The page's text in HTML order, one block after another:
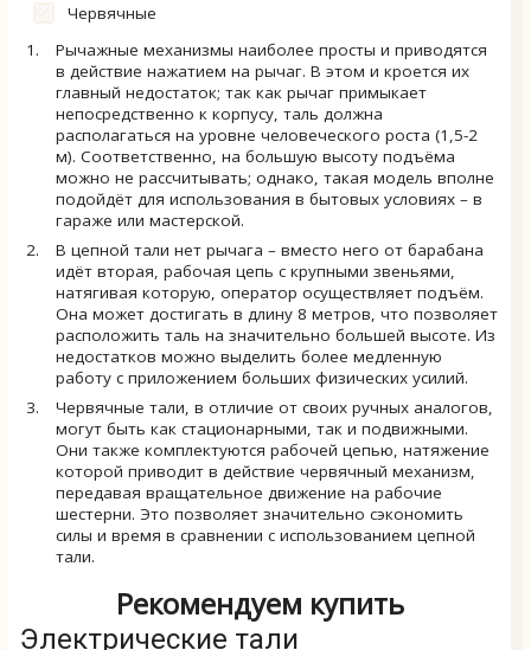
Червячные
Рычажные механизмы наиболее просты и приводятся
в действие нажатием на рычаг. В этом и кроется их
главный недостаток; так как рычаг примыкает
непосредственно к корпусу, таль должна
располагаться на уровне человеческого роста (1,5-2
м). Соответственно, на большую высоту подъёма
можно не рассчитывать; однако, такая модель вполне
подойдёт для использования в бытовых условиях – в
гараже или мастерской.
В цепной тали нет рычага – вместо него от барабана
идёт вторая, рабочая цепь с крупными звеньями,
натягивая которую, оператор осуществляет подъём.
Она может достигать в длину 8 метров, что позволяет
расположить таль на значительно большей высоте. Из
недостатков можно выделить более медленную
работу с приложением больших физических усилий.
Червячные тали, в отличие от своих ручных аналогов,
могут быть как стационарными, так и подвижными.
Они также комплектуются рабочей цепью, натяжение
которой приводит в действие червячный механизм,
передавая вращательное движение на рабочие
шестерни. Это позволяет значительно сэкономить
силы и время в сравнении с использованием цепной
тали.
Рекомендуем купить
Электрические тали